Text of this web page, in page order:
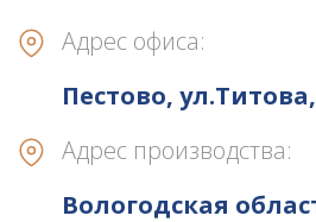
Адрес офиса:
Пестово,
Адрес производства:
Вологодская